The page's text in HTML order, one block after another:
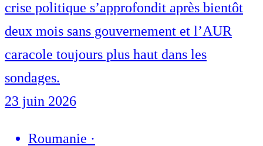
crise politique s’approfondit après bientôt
deux mois sans gouvernement et l’AUR
caracole toujours plus haut dans les
sondages.
23 juin 2026
Roumanie ·